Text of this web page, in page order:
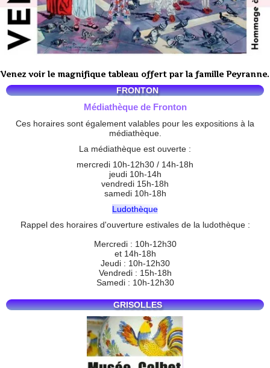
Venez voir le magnifique tableau offert par la famille Peyranne.
FRONTON
Médiathèque de Fronton
Ces horaires sont également valables pour les expositions à la
médiathèque.
La médiathèque est ouverte :
mercredi 10h-12h30 / 14h-18h
jeudi 10h-14h
vendredi 15h-18h
samedi 10h-18h
Ludothèque
Rappel des horaires d'ouverture estivales de la ludothèque :
Mercredi : 10h-12h30
et 14h-18h
Jeudi : 10h-12h30
Vendredi : 15h-18h
Samedi : 10h-12h30
GRISOLLES